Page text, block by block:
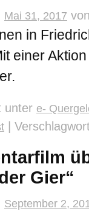
Mai 31, 2017 von
in
einer
unter e-
Gier“
September 2,